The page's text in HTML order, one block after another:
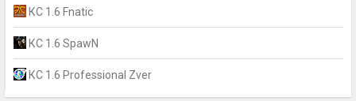
КС 1.6 Fnatic
КС 1.6 SpawN
КС 1.6 Professional Zver